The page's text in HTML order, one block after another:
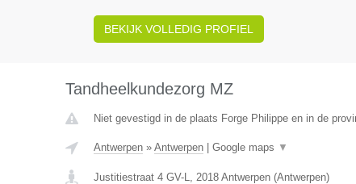
BEKIJK VOLLEDIG PROFIEL
Tandheelkundezorg MZ
Niet gevestigd in de plaats Forge Philippe en in de
Antwerpen» Antwerpen| Google maps ▼
Justitiestraat 4 GV-L, 2018 Antwerpen(Antwerpen)